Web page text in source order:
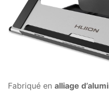
Fabriqué en alliage